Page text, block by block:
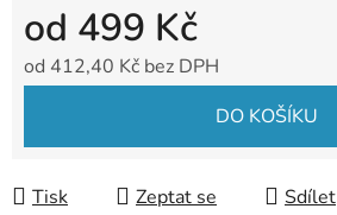
od 499 Kč
od 412,40 Kč bez DPH
DO KOŠÍKU
Tisk Zeptat se Sdílet